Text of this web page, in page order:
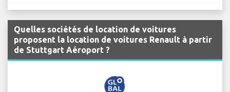
Quelles sociétés de location de voitures
proposent la location de voitures Renault à partir
de Stuttgart Aéroport ?